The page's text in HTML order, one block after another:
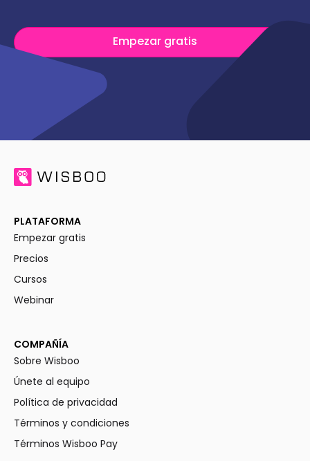
Empezar gratis
PLATAFORMA
Empezar gratis
Precios
Cursos
Webinar
COMPAÑÍA
Sobre Wisboo
Únete al equipo
Política de privacidad
Términos y condiciones
Términos Wisboo Pay